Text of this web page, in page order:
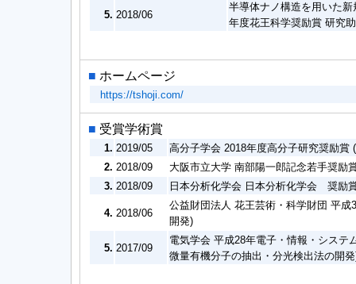
5. 2018/06
半導体ナノ構造を用いた
年度花王科学奨励賞 研究
■ ホームページ
https://tshoji.com/
■ 受賞学術賞
1. 2019/05
高分子学会 2018年度高分子研究奨励賞
2. 2018/09
大阪市立大学 南部陽一郎記念若手奨励
3. 2018/09 日本分析化学会 日本分析化学会 奨励
4. 2018/06
公益財団法人 花王芸術・科学財団 平
開発)
5. 2017/09
電気学会 平成28年電子・情報・システ
微量有機分子の抽出・分光検出法の開